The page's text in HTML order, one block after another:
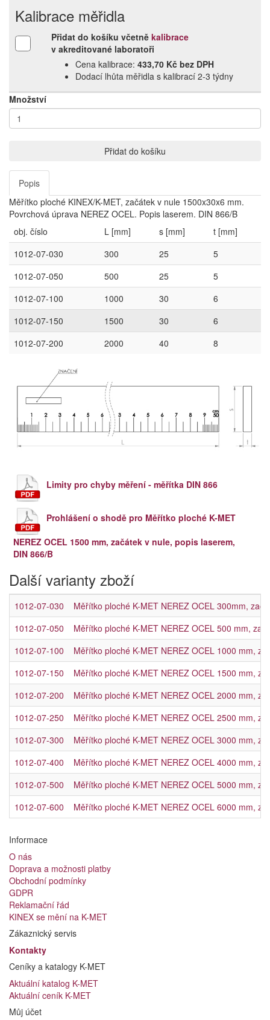
Kalibrace měřidla
Přidat do košíku včetně kalibrace
v akreditované laboratoři
Cena kalibrace: 433,70 Kč bez DPH
Dodací lhůta měřidla s kalibrací 2‑3 týdny
Množství
Přidat do košíku
Popis
Měřítko ploché KINEX/K-MET, začátek v nule 1500x30x6 mm.
Povrchová úprava NEREZ OCEL. Popis laserem. DIN 866/B
obj. číslo
L [mm] s [mm]
t [mm]
1012-07-030
300 25
5
1012-07-050
500 25
5
1012-07-100
1000 30
6
1012-07-150
1500 30
6
1012-07-200
2000 40 8
Limity pro chyby měření - měřítka DIN 866
Prohlášení o shodě pro Měřítko ploché K-MET
NEREZ OCEL 1500 mm, začátek v nule, popis laserem,
DIN 866/B
Další varianty zboží
1012-07-030
Měřítko ploché K-MET NEREZ OCEL 300mm,
1012-07-050
Měřítko ploché K-MET NEREZ OCEL 500 mm,
1012-07-100
Měřítko ploché K-MET NEREZ OCEL 1000 mm,
1012-07-150
Měřítko ploché K-MET NEREZ OCEL 1500 mm,
1012-07-200
Měřítko ploché K-MET NEREZ OCEL 2000 mm,
1012-07-250
Měřítko ploché K-MET NEREZ OCEL 2500 mm,
1012-07-300
Měřítko ploché K-MET NEREZ OCEL 3000 mm,
1012-07-400
Měřítko ploché K-MET NEREZ OCEL 4000 mm,
1012-07-500
Měřítko ploché K-MET NEREZ OCEL 5000 mm,
1012-07-600
Měřítko ploché K-MET NEREZ OCEL 6000 mm,
Informace
O nás
Doprava a možnosti platby
Obchodní podmínky
GDPR
Reklamační řád
KINEX se mění na K-MET
Zákaznický servis
Kontakty
Ceníky a katalogy K-MET
Aktuální katalog K-MET
Aktuální ceník K-MET
Můj účet